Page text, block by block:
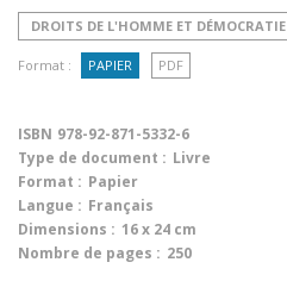
DROITS DE L'HOMME ET DÉMOCRATIE
Format : PAPIER PDF
ISBN 978-92-871-5332-6
Type de document : Livre
Format : Papier
Langue : Français
Dimensions : 16 x 24 cm
Nombre de pages : 250